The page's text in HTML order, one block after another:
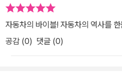
자동차의 바이블! 자동차의 역사를
공감 (0) 댓글 (0)